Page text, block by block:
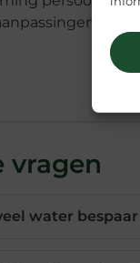
vragen
water